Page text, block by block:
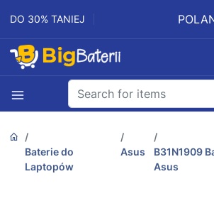
DO 30% TANIEJ
Baterie do
Laptopów
Asus
B31N1909
Asus